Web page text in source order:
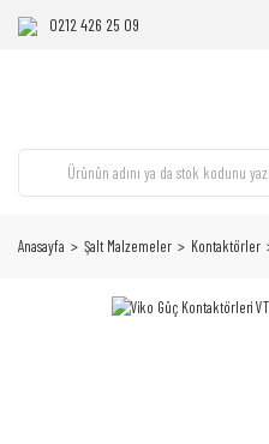
0212 426 25 09
Anasayfa Şalt Malzemeler Kontaktörler